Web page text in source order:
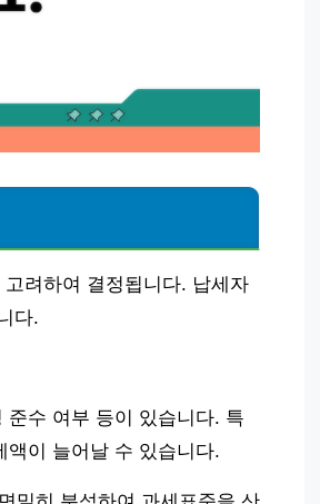
려하여 결정됩니다. 납세자
다.
수 여부 등이 있습니다. 특
이 늘어날 수 있습니다.